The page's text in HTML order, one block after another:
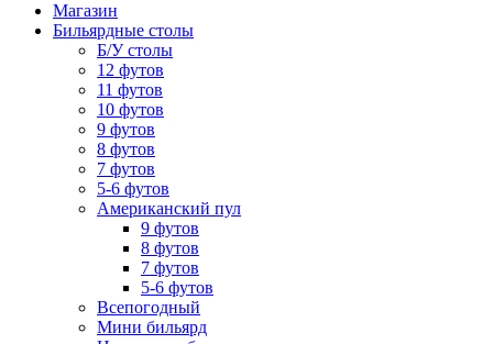
Магазин
Бильярдные столы
Б/У столы
12 футов
11 футов
10 футов
9 футов
8 футов
7 футов
5-6 футов
Американский пул
9 футов
8 футов
7 футов
5-6 футов
Всепогодный
Мини бильярд